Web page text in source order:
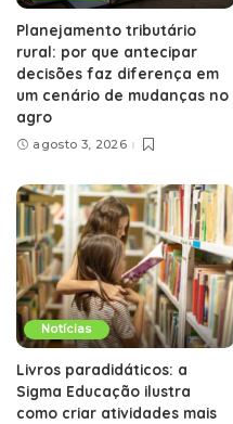
Planejamento tributário
rural: por que antecipar
decisões faz diferença em
um cenário de mudanças no
agro
agosto 3, 2026
Notícias
Livros paradidáticos: a
Sigma Educação ilustra
como criar atividades mais